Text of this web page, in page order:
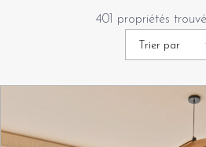
401 propriétés
Trier par